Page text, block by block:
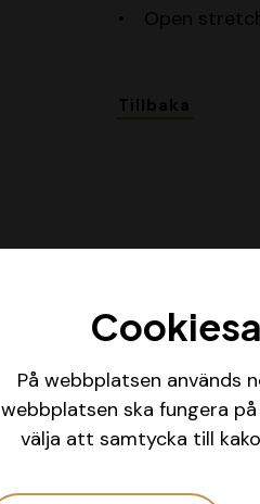
Open
Tillbaka
7byStats
På webbplatsen används
webbplatsen ska fungera
välja att samtycka till